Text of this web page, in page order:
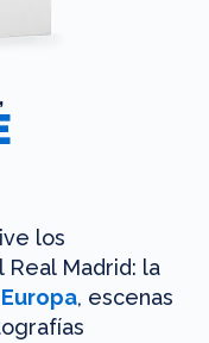
los
Madrid: la
, escenas